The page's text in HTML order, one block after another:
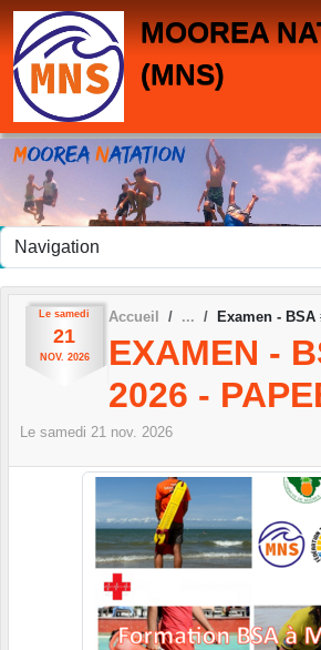
MOOREA
(MNS)
Le samedi
21
NOV. 2026
Accueil Examen - BSA
EXAMEN -
2026 -
Le samedi 21 nov. 2026
Panneau de gestion des cookies